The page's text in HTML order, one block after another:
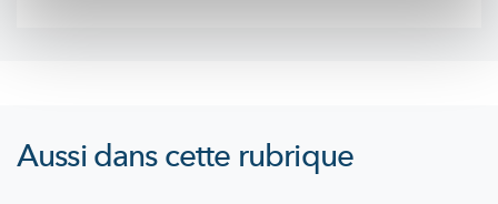
Aussi dans cette rubrique